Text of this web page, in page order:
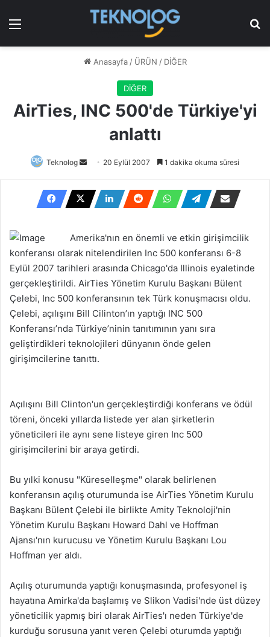
Menü
Anasayfa / ÜRÜN / DİĞER
DİĞER
AirTies, INC 500'de Türkiye'yi
anlattı
Teknolog
Bir
posta
göndermek
20 Eylül 2007 1 dakika okuma süresi
Amerika'nın en önemli ve etkin girişimcilik
konferansı olarak nitelendirilen Inc 500 konferansı 6-8
Eylül 2007 tarihleri arasında Chicago'da Illinois eyaletinde
gerçekleştirildi. AirTies Yönetim Kurulu Başkanı Bülent
Çelebi, Inc 500 konferansının tek Türk konuşmacısı oldu.
Çelebi, açılışını Bill Cilinton’ın yaptığı INC 500
Konferansı’nda Türkiye’ninin tanıtımının yanı sıra
geliştirdikleri teknolojileri dünyanın önde gelen
girişimcilerine tanıttı.
Açılışını Bill Clinton'un gerçekleştirdiği konferans ve ödül
töreni, önceki yıllarda listede yer alan şirketlerin
yöneticileri ile aynı sene listeye giren Inc 500
girişimcilerini bir araya getirdi.
Bu yılki konusu "Küreselleşme" olarak belirlenen
konferansın açılış oturumunda ise AirTies Yönetim Kurulu
Başkanı Bülent Çelebi ile birlikte Amity Teknoloji'nin
Yönetim Kurulu Başkanı Howard Dahl ve Hoffman
Ajansı'nın kurucusu ve Yönetim Kurulu Başkanı Lou
Hoffman yer aldı.
Açılış oturumunda yaptığı konuşmasında, profesyonel iş
hayatına Amirka'da başlamış ve Slikon Vadisi'nde üst düzey
yöneticilik yapmış biri olarak AirTies'ı neden Türkiye'de
kurduğu sorusuna yanıt veren Çelebi oturumda yaptığı